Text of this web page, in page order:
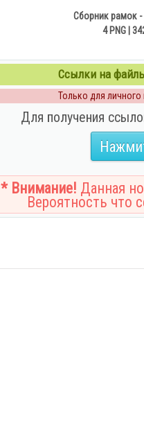
Сборник рамок -
4 PNG |
Ссылки на
Только для
Для получения
* Внимание! Данная
Вероятность что